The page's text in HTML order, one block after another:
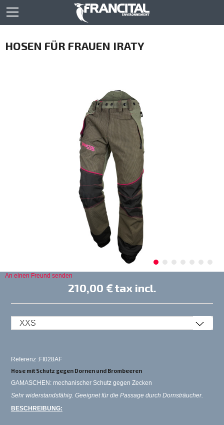
HOSEN FÜR FRAUEN IRATY
An einen Freund senden
210,00 €tax incl.
Referenz :FI028AF
Hose mit Schutz gegen Dornen und Brombeeren
GAMASCHEN: mechanischer Schutz gegen Zecken
Sehr widerstandsfähig. Geeignet für die Passage durch Dornsträucher.
BESCHREIBUNG: